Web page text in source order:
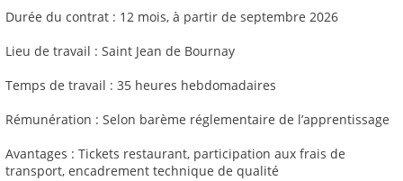
Durée du contrat : 12 mois, à partir de septembre 2026
Lieu de travail : Saint Jean de Bournay
Temps de travail : 35 heures hebdomadaires
Rémunération : Selon barème réglementaire de l’apprentissage
Avantages : Tickets restaurant, participation aux frais de
transport, encadrement technique de qualité